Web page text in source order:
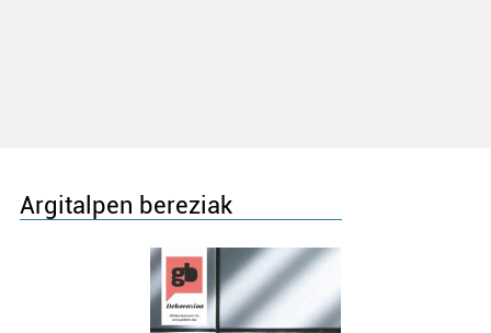
Argitalpen bereziak